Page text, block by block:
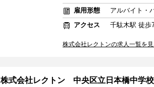
雇用形態
アルバイト・
アクセス
千駄木駅 徒歩
株式会社レクトンの求人一覧を
株式会社レクトン 中央区立日本橋中学校